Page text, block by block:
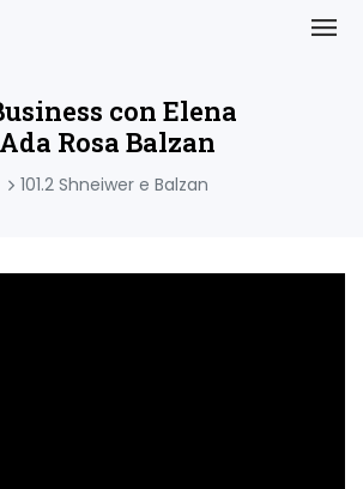
con Elena
Rosa Balzan
101.2 Shneiwer e Balzan